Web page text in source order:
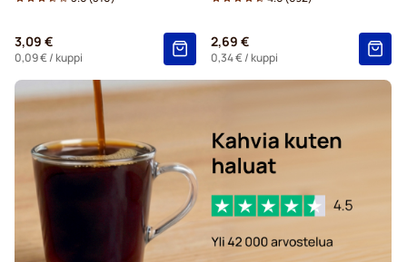
Kahvityynyt Senseo®-koneisiin
Kaffekapslen for Senseo®
Senseo-kahvityynyt Senseo-koneisiin
3,09 €
0,09 €/ kuppi
2,69 €
0,34 €/ kuppi